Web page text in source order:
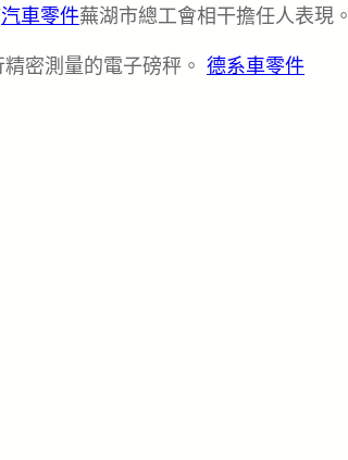
汽車零件蕪湖市總工會相干擔任人表現。
密測量的電子磅秤。 德系車零件